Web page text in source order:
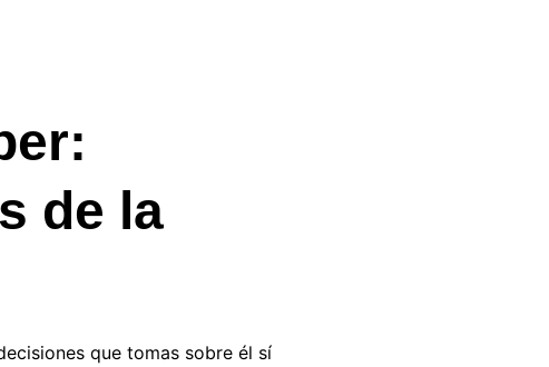
de la
que tomas sobre él sí